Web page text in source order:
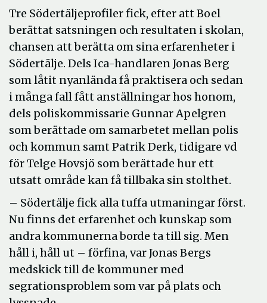
Tre Södertäljeprofiler fick, efter att Boel
berättat satsningen och resultaten i skolan,
chansen att berätta om sina erfarenheter i
Södertälje. Dels Ica-handlaren Jonas Berg
som låtit nyanlända få praktisera och sedan
i många fall fått anställningar hos honom,
dels poliskommissarie Gunnar Apelgren
som berättade om samarbetet mellan polis
och kommun samt Patrik Derk, tidigare vd
för Telge Hovsjö som berättade hur ett
utsatt område kan få tillbaka sin stolthet.
– Södertälje fick alla tuffa utmaningar först.
Nu finns det erfarenhet och kunskap som
andra kommunerna borde ta till sig. Men
håll i, håll ut – förfina, var Jonas Bergs
medskick till de kommuner med
segrationsproblem som var på plats och